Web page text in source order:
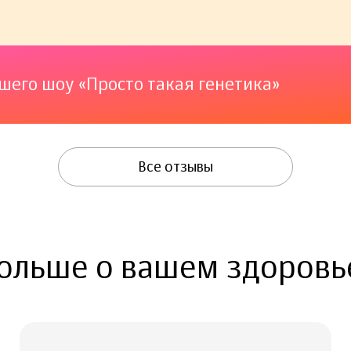
шоу «Просто такая генетика»
«Просто такая генетика»
шоу «Просто такая генетика»
Все отзывы
о вашем